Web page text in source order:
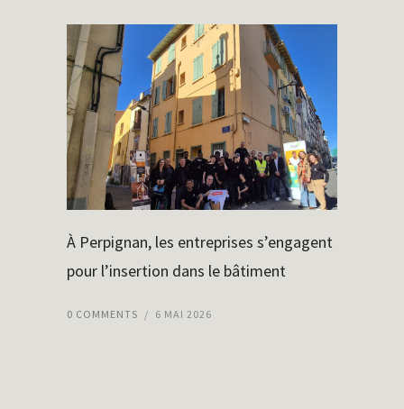
À Perpignan, les entreprises s’engagent
pour l’insertion dans le bâtiment
0 COMMENTS / 6 MAI 2026